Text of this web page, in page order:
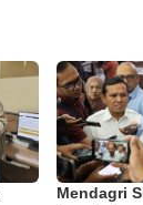
Mendagri